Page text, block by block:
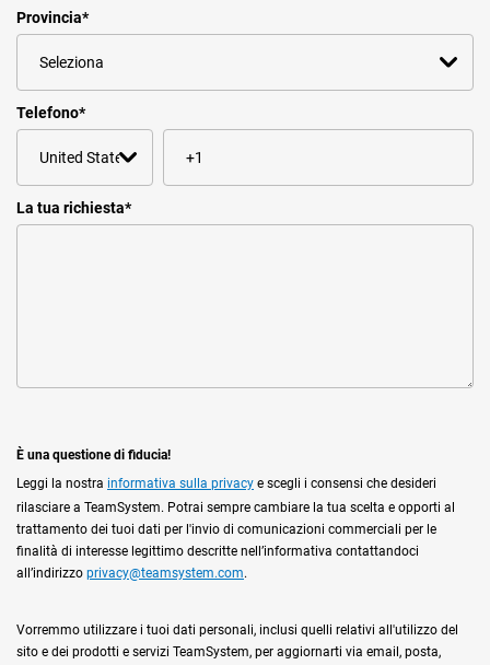
Provincia*
Telefono*
La tua richiesta*
È una questione di fiducia!
Leggi la nostra informativa sulla privacy e scegli i consensi che desideri
rilasciare a TeamSystem. Potrai sempre cambiare la tua scelta e opporti al
trattamento dei tuoi dati per l'invio di comunicazioni commerciali per le
finalità di interesse legittimo descritte nell’informativa contattandoci
all’indirizzo privacy@teamsystem.com.
Vorremmo utilizzare i tuoi dati personali, inclusi quelli relativi all'utilizzo del
sito e dei prodotti e servizi TeamSystem, per aggiornarti via email, posta,